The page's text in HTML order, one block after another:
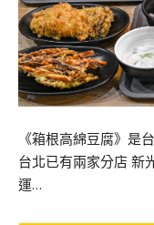
《箱根高綿豆腐》是
台北已有兩家分店 新
運…